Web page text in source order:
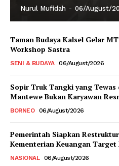
Nurul Mufidah - 06/August/
Taman Budaya Kalsel Gelar
Workshop Sastra
SENI & BUDAYA 06/August/2026
Sopir Truk Tangki yang Tewas
Mantewe Bukan Karyawan
BORNEO 06/August/2026
Pemerintah Siapkan
Kementerian Keuangan
NASIONAL 06/August/2026